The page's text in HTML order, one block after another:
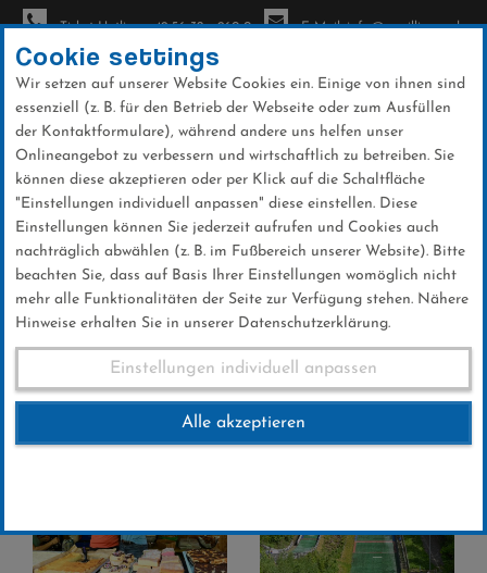
Direkt
zum
Inhalt
Ticket-Hotline: +49 56 32 - 960-0 E-Mail: info@sc-willingen.de
Galerien
Orenberg Cup 24.05.2026
Cookie settings
Wir setzen auf unserer Website Cookies ein. Einige von ihnen sind
essenziell (z. B. für den Betrieb der Webseite oder zum Ausfüllen
der Kontaktformulare), während andere uns helfen unser
Onlineangebot zu verbessern und wirtschaftlich zu betreiben. Sie
können diese akzeptieren oder per Klick auf die Schaltfläche
"Einstellungen individuell anpassen" diese einstellen. Diese
Einstellungen können Sie jederzeit aufrufen und Cookies auch
nachträglich abwählen (z. B. im Fußbereich unserer Website). Bitte
beachten Sie, dass auf Basis Ihrer Einstellungen womöglich nicht
mehr alle Funktionalitäten der Seite zur Verfügung stehen. Nähere
Hinweise erhalten Sie in unserer Datenschutzerklärung.
Einstellungen individuell anpassen
Alle akzeptieren